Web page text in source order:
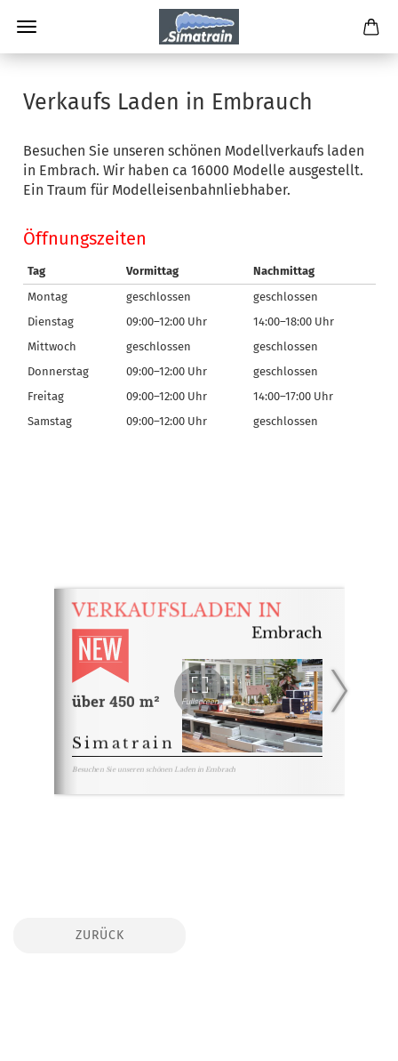
Verkaufs Laden in Embrauch
Besuchen Sie unseren schönen Modellverkaufs laden
in Embrach. Wir haben ca 16000 Modelle ausgestellt.
Ein Traum für Modelleisenbahnliebhaber.
Öffnungszeiten
Tag Vormittag
Nachmittag
Montag
geschlossen
geschlossen
Dienstag
09:00–12:00 Uhr
14:00–18:00 Uhr
Mittwoch
geschlossen
geschlossen
Donnerstag
09:00–12:00 Uhr
geschlossen
Freitag
09:00–12:00 Uhr
14:00–17:00 Uhr
Samstag
09:00–12:00 Uhr geschlossen
ZURÜCK